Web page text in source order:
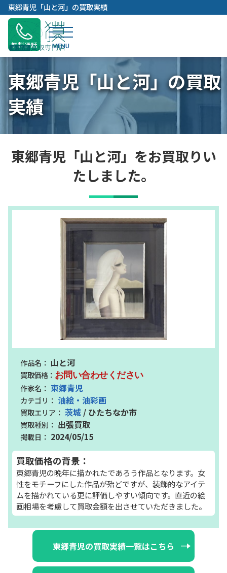
容
キ
ッ
プ
東郷青児「山と河」の買取実績
無料通話
東郷青児「山と河」の買取
実績
東郷青児「山と河」をお買取りい
たしました。
山と河
お問い合わせください
東郷青児
油絵・油彩画
茨城 / ひたちなか市
出張買取
2024/05/15
買取価格の背景：
東郷青児の晩年に描かれたであろう作品となります。女
性をモチーフにした作品が殆どですが、装飾的なアイテ
ムを描かれている更に評価しやすい傾向です。直近の絵
画相場を考慮して買取金額を出させていただきました。
東郷青児の買取実績一覧はこちら